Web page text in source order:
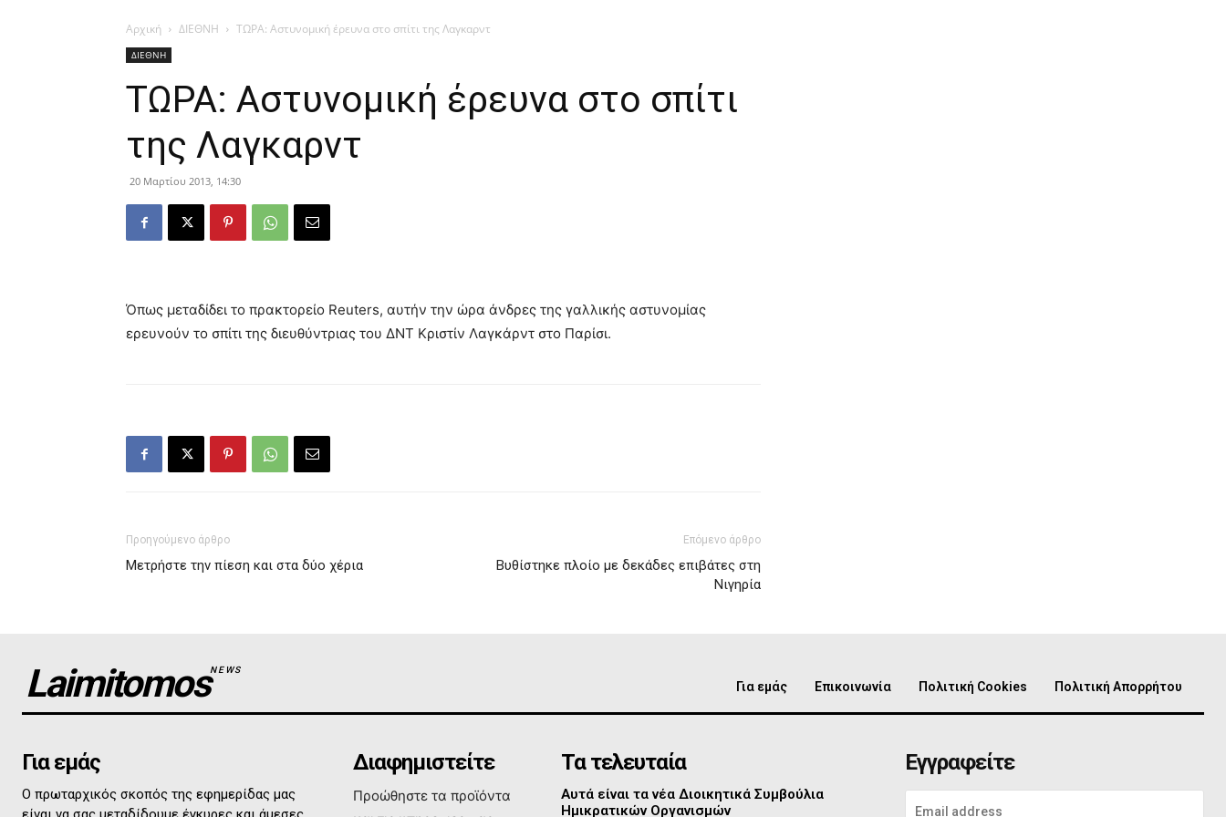
Αρχική ΔΙΕΘΝΗ ΤΩΡΑ: Αστυνομική έρευνα στο σπίτι της Λαγκαρντ
ΔΙΕΘΝΗ
ΤΩΡΑ: Αστυνομική έρευνα στο σπίτι
της Λαγκαρντ
20 Μαρτίου 2013, 14:30
Όπως μεταδίδει το πρακτορείο Reuters, αυτήν την ώρα άνδρες της γαλλικής αστυνομίας
ερευνούν το σπίτι της διευθύντριας του ΔΝΤ Κριστίν Λαγκάρντ στο Παρίσι.
Προηγούμενο άρθρο
Μετρήστε την πίεση και στα δύο χέρια
Επόμενο άρθρο
Βυθίστηκε πλοίο με δεκάδες επιβάτες στη
Νιγηρία
LaimitomosNEWS
Για εμάς Επικοινωνία Πολιτική Cookies Πολιτική Απορρήτου
Για εμάς
Ο πρωταρχικός σκοπός της εφημερίδας μας
Διαφημιστείτε
Προώθηστε τα προϊόντα
Τα τελευταία
Αυτά είναι τα νέα Διοικητικά Συμβούλια
Ημικρατικών Οργανισμών
Εγγραφείτε